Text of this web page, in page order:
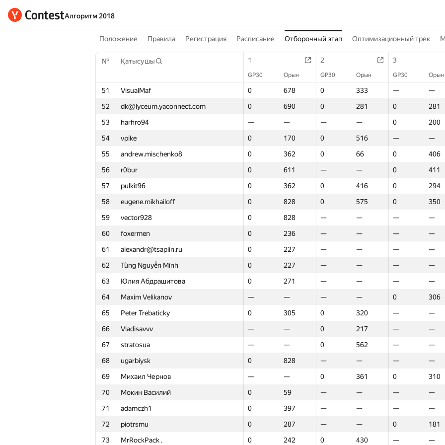
Алгоритм 2018
Положение Правила Регистрация Расписание Отборочный этап Оптимизационный трек
№ Қатысушы 1 2 3
GP30 Орын GP30 Орын GP30 Орын
51 VisualMaf 0 678 0 333 —
—
52
dk@lyceum.yaconnect.com 0 690 0 281 0
281
53
harhro94 — — — — 0
200
54
vpike 0 170 0 516 —
—
55
andrew.mischenko8 0 362 0 66 0
406
56
r0bur 0 611 — — 0
411
57
pulkit96 0 362 0 416 0
294
58
eugene.mikhailoff 0 828 0 575 0
350
59
vector928 0 828 — — —
—
60
foxermen 0 236 — — —
—
61
alexandr@tsaplin.ru 0 227 — — —
—
62
Tùng Nguyễn Minh 0 227 — — —
—
63
Юлия Абдрашитова 0 271 — — —
—
64
Maxim Velikanov — — — — 0
306
65
Peter Trebaticky 0 305 0 320 —
—
66
Vladisavvv — — 0 217 —
—
67
stratosua — — 0 562 —
—
68
ugarbiysk 0 828 — — —
—
69
Михаил Чернов — — 0 361 0
310
70
Мокин Василий 0 59 — — —
—
71
adamczh1 0 397 — — —
—
72
piotrsmu 0 287 — — 0
181
73
MrRockPack . 0 242 0 430 —
—
Қатысушы 1 3
GP30 Орын GP30 Орын